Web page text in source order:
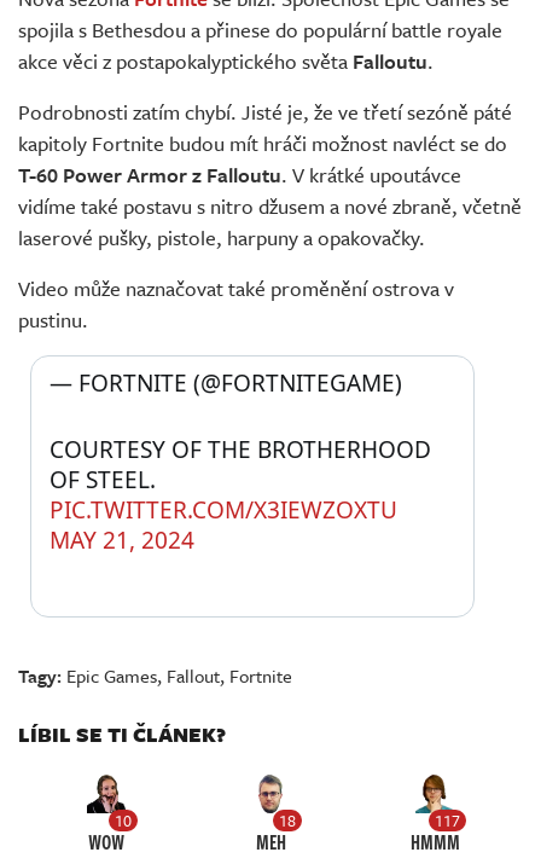
Živě
spojila s Bethesdou a přinese do populární battle royale
akce věci z postapokalyptického světa Falloutu.
Podrobnosti zatím chybí. Jisté je, že ve třetí sezóně páté
kapitoly Fortnite budou mít hráči možnost navléct se do
T-60 Power Armor z Falloutu. V krátké upoutávce
vidíme také postavu s nitro džusem a nové zbraně, včetně
laserové pušky, pistole, harpuny a opakovačky.
Video může naznačovat také proměnění ostrova v
pustinu.
COURTESY OF THE BROTHERHOOD
PIC.TWITTER.COM/X3IEWZOXTU
— FORTNITE (@FORTNITEGAME)
MAY 21, 2024
Tagy: Epic Games, Fallout, Fortnite
LÍBIL SE TI ČLÁNEK?
10
WOW
18
MEH
117
HMMM